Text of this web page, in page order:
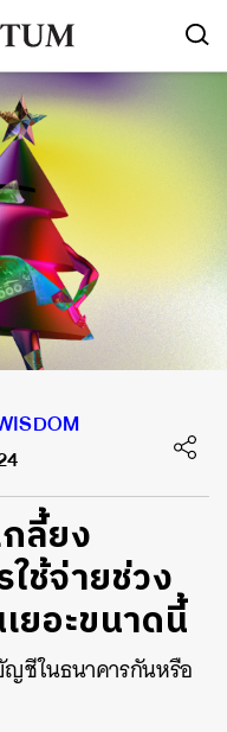
ลี้ยง
ช้จ่ายช่วง
ยอะขนาดนี้
ญชีในธนาคารกันหรือ